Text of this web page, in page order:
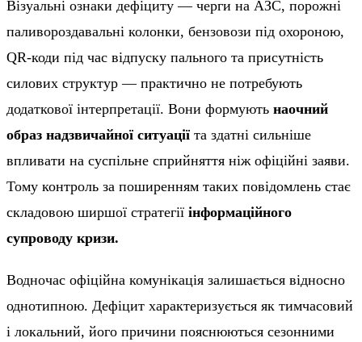
Візуальні ознаки дефіциту — черги на АЗС, порожні
паливороздавальні колонки, бензовози під охороною,
QR-коди під час відпуску пального та присутність
силових структур — практично не потребують
додаткової інтерпретації. Вони формують наочний
образ надзвичайної ситуації та здатні сильніше
впливати на суспільне сприйняття ніж офіційні заяви.
Тому контроль за поширенням таких повідомлень стає
складовою ширшої стратегії інформаційного
супроводу кризи.
Водночас офіційна комунікація залишається відносно
однотипною. Дефіцит характеризується як тимчасовий
і локальний, його причини пояснюються сезонними